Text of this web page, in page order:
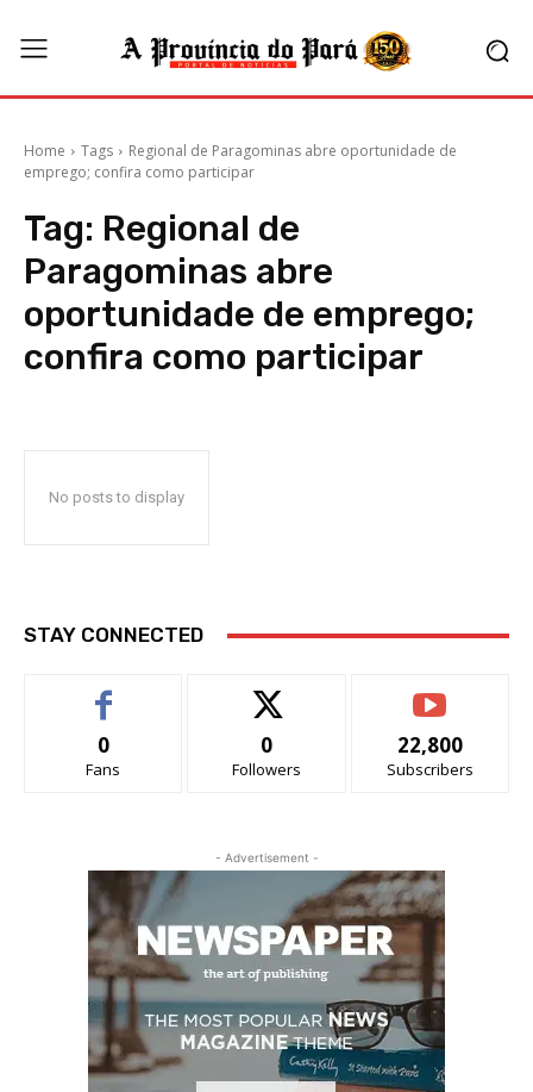
Home Tags
Regional de Paragominas abre oportunidade de
emprego; confira como participar
Tag: Regional de
Paragominas abre
oportunidade de emprego;
confira como participar
No posts to display
STAY CONNECTED
0
Fans
0
Followers
22,800
Subscribers
- Advertisement -